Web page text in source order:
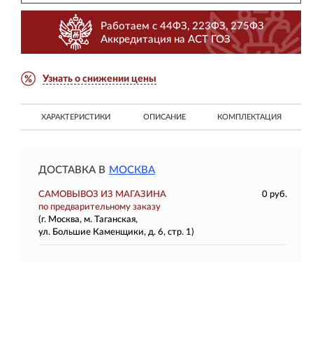
Работаем с 44ФЗ, 223ФЗ, 275ФЗ
Аккредитация на АСТ ГОЗ
Узнать о снижении цены
ХАРАКТЕРИСТИКИ ОПИСАНИЕ КОМПЛЕКТАЦИЯ
ДОСТАВКА В МОСКВА
САМОВЫВОЗ ИЗ МАГАЗИНА
0 руб.
по предварительному заказу
(г. Москва, м. Таганская,
ул. Большие Каменщики, д. 6, стр. 1)